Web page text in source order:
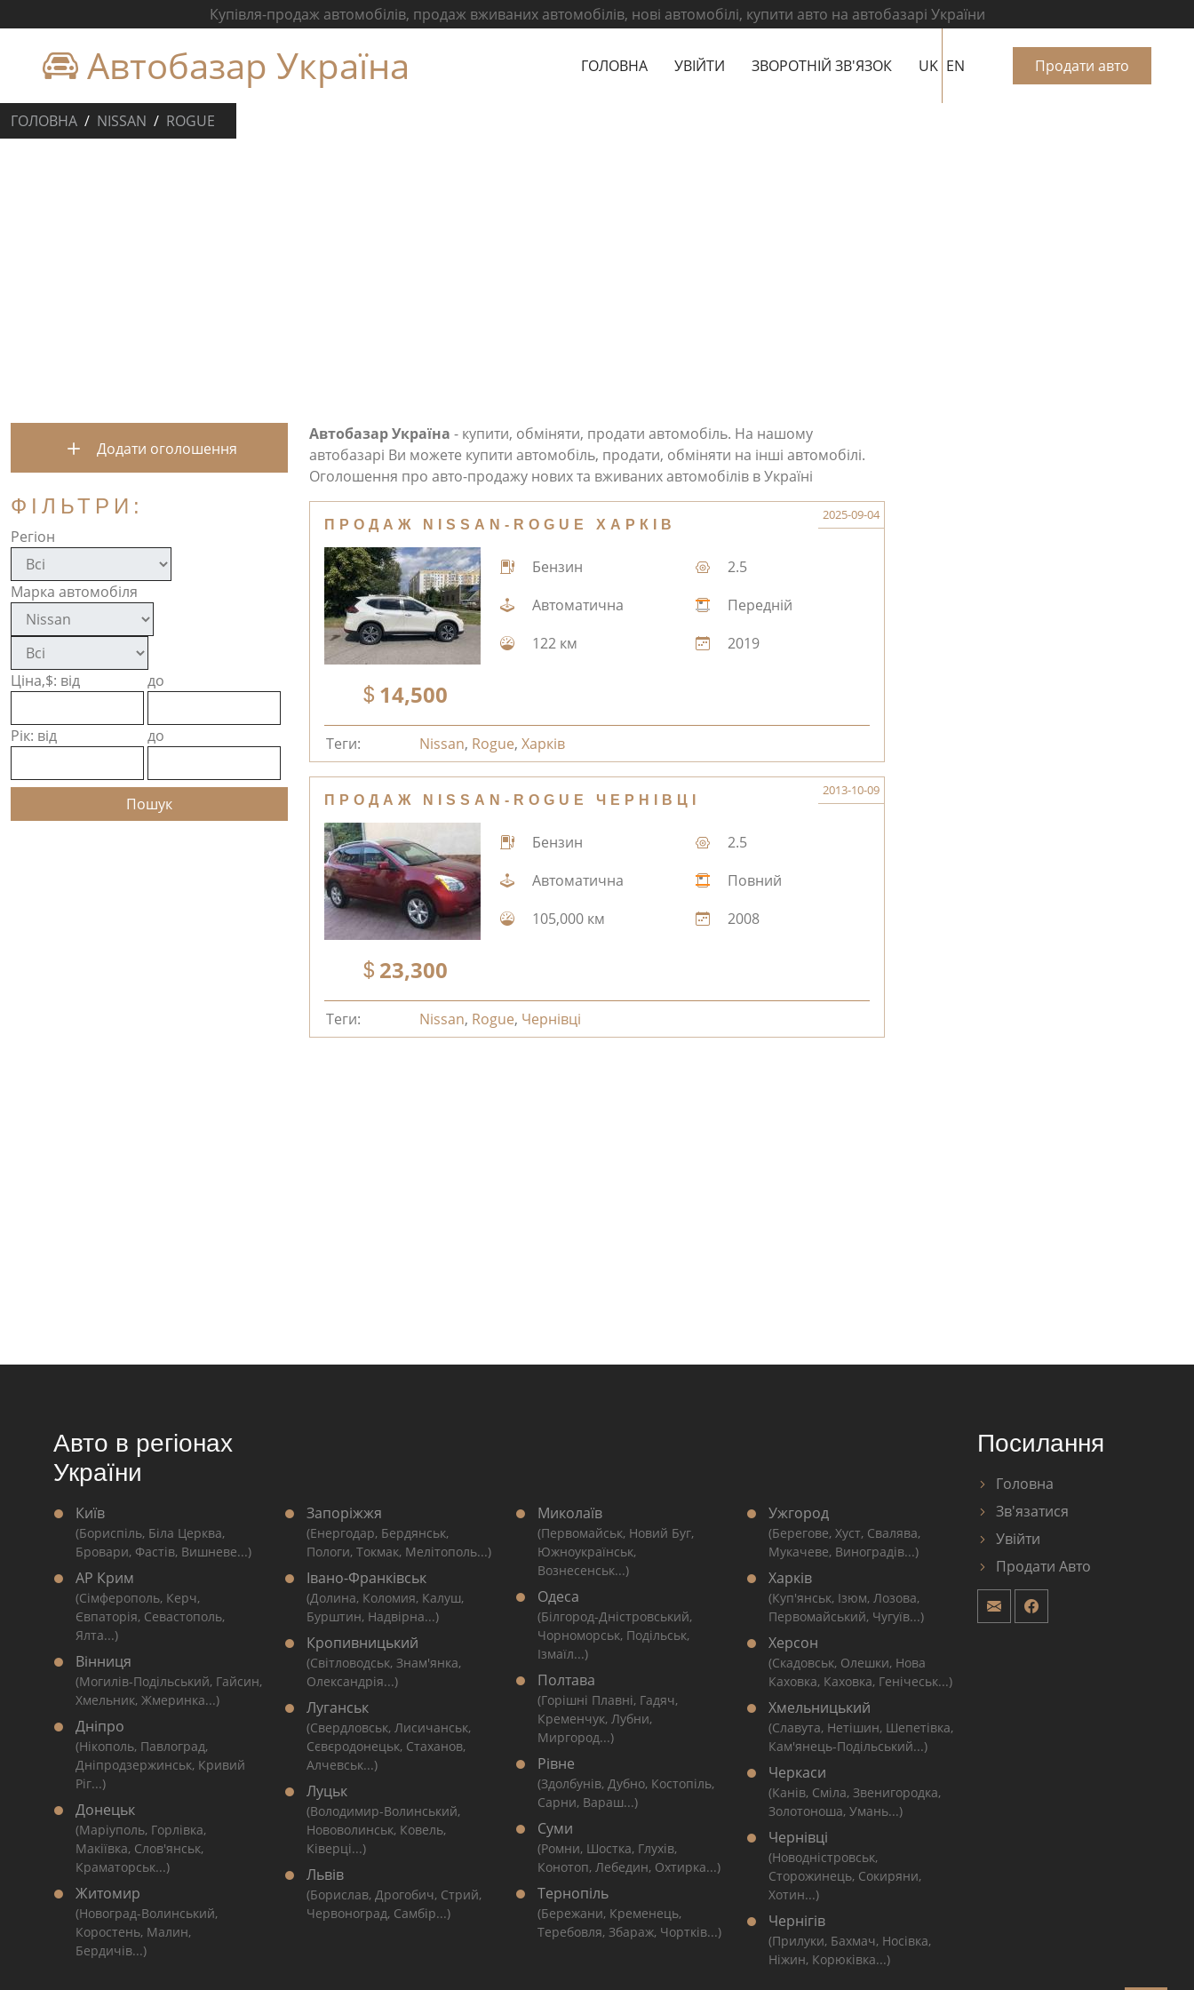
Купівля-продаж автомобілів, продаж вживаних автомобілів, нові автомобілі, купити авто на автобазарі України
Автобазар Україна ГОЛОВНА УВІЙТИ ЗВОРОТНІЙ ЗВ'ЯЗОК UK EN Продати авто
ГОЛОВНА NISSAN ROGUE
Додати оголошення
ФІЛЬТРИ:
Регіон
Марка автомобіля
Ціна,$: від до
Рік: від до
Автобазар Україна - купити, обміняти, продати автомобіль. На нашому
автобазарі Ви можете купити автомобіль, продати, обміняти на інші автомобілі.
Оголошення про авто-продажу нових та вживаних автомобілів в Україні
ПРОДАЖ NISSAN-ROGUE ХАРКІВ
2025-09-04
14,500
Бензин
2.5
Автоматична
Передній
122 км
2019
Теги: Nissan, Rogue,Харків
ПРОДАЖ NISSAN-ROGUE ЧЕРНІВЦІ
2013-10-09
23,300
Бензин
2.5
Автоматична
Повний
105,000 км
2008
Теги: Nissan, Rogue, Чернівці
Авто в регіонах
України
Київ
(Бориспіль, Біла Церква,
Бровари, Фастів, Вишневе...)
АР Крим
(Сімферополь, Керч,
Євпаторія, Севастополь,
Ялта...)
Вінниця
(Могилів-Подільський, Гайсин,
Хмельник, Жмеринка...)
Дніпро
(Нікополь, Павлоград,
Дніпродзержинськ, Кривий
Ріг...)
Донецьк
(Маріуполь, Горлівка,
Макіївка, Слов'янськ,
Краматорськ...)
Житомир
(Новоград-Волинський,
Коростень, Малин,
Бердичів...)
Запоріжжя
(Енергодар, Бердянськ,
Пологи, Токмак, Мелітополь...)
Івано-Франківськ
(Долина, Коломия, Калуш,
Бурштин, Надвірна...)
Кропивницький
(Світловодськ, Знам'янка,
Олександрія...)
Луганськ
(Свердловськ, Лисичанськ,
Сєвєродонецьк, Стаханов,
Алчевськ...)
Луцьк
(Володимир-Волинський,
Нововолинськ, Ковель,
Ківерці...)
Львів
(Борислав, Дрогобич, Стрий,
Червоноград, Самбір...)
Миколаїв
(Первомайськ, Новий Буг,
Южноукраїнськ,
Вознесенськ...)
Одеса
(Білгород-Дністровський,
Чорноморськ, Подільськ,
Ізмаїл...)
Полтава
(Горішні Плавні, Гадяч,
Кременчук, Лубни,
Миргород...)
Рівне
(Здолбунів, Дубно, Костопіль,
Сарни, Вараш...)
Суми
(Ромни, Шостка, Глухів,
Конотоп, Лебедин, Охтирка...)
Тернопіль
(Бережани, Кременець,
Теребовля, Збараж, Чортків...)
Ужгород
(Берегове, Хуст, Свалява,
Мукачеве, Виноградів...)
Харків
(Куп'янськ, Ізюм, Лозова,
Первомайський, Чугуїв...)
Херсон
(Скадовськ, Олешки, Нова
Каховка, Каховка, Генічеськ...)
Хмельницький
(Славута, Нетішин, Шепетівка,
Кам'янець-Подільський...)
Черкаси
(Канів, Сміла, Звенигородка,
Золотоноша, Умань...)
Чернівці
(Новодністровськ,
Сторожинець, Сокиряни,
Хотин...)
Чернігів
(Прилуки, Бахмач, Носівка,
Ніжин, Корюківка...)
Посилання
Головна
Зв'язатися
Увійти
Продати Авто